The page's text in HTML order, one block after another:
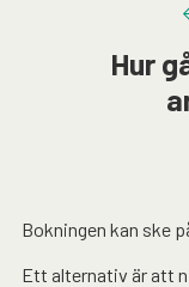
TerapeuterHur
Bokningen kan ske
Ett alternativ är att